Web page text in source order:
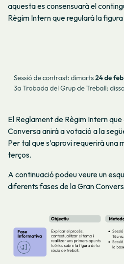
aquesta es consensuarà el
Règim Intern que regularà la
El Reglament de Règim Intern
Conversa anirà a votació a la
Per tal que s’aprovi requerirà
terços.
A continuació podeu veure un
diferents fases de la Gran